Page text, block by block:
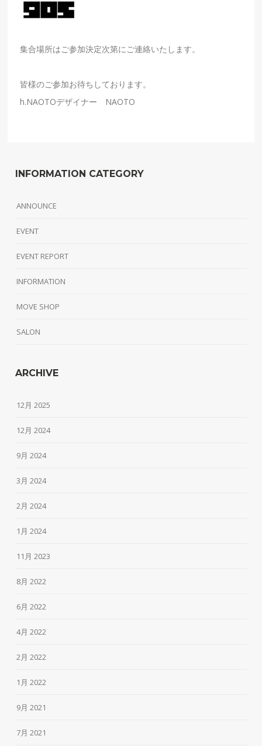
集合場所はご参加決定次第にご連絡いたします。
皆様のご参加お待ちしております。
h.NAOTOデザイナー NAOTO
INFORMATION CATEGORY
ANNOUNCE
EVENT
EVENT REPORT
INFORMATION
MOVE SHOP
SALON
ARCHIVE
12月 2025
12月 2024
9月 2024
3月 2024
2月 2024
1月 2024
11月 2023
8月 2022
6月 2022
4月 2022
2月 2022
1月 2022
9月 2021
7月 2021